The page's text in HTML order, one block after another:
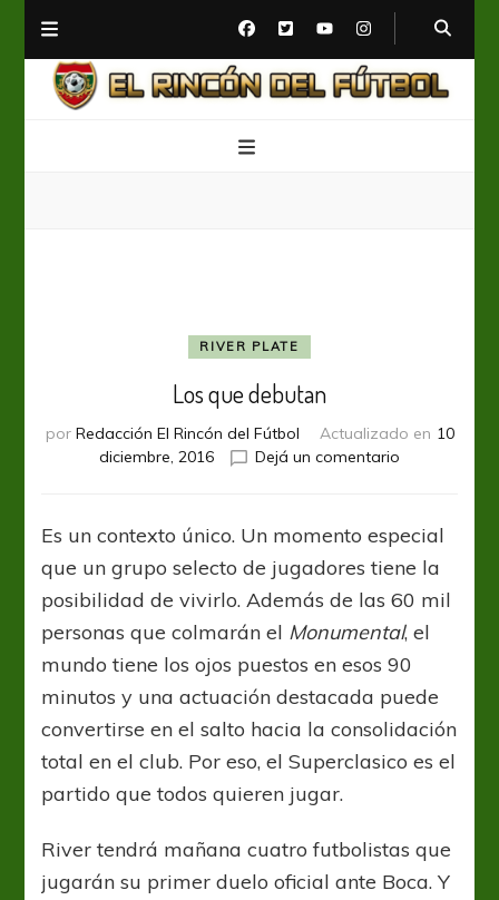
RIVER PLATE
Los que debutan
por Redacción El Rincón del Fútbol Actualizado en 10
diciembre, 2016
Dejá un comentario
debutan
Es un contexto único. Un momento especial
que un grupo selecto de jugadores tiene la
posibilidad de vivirlo. Además de las 60 mil
personas que colmarán el Monumental, el
mundo tiene los ojos puestos en esos 90
minutos y una actuación destacada puede
convertirse en el salto hacia la consolidación
total en el club. Por eso, el Superclasico es el
partido que todos quieren jugar.
River tendrá mañana cuatro futbolistas que
jugarán su primer duelo oficial ante Boca. Y